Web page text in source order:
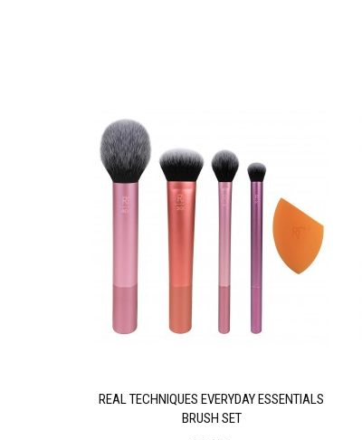
REAL TECHNIQUES EVERYDAY ESSENTIALS
BRUSH SET